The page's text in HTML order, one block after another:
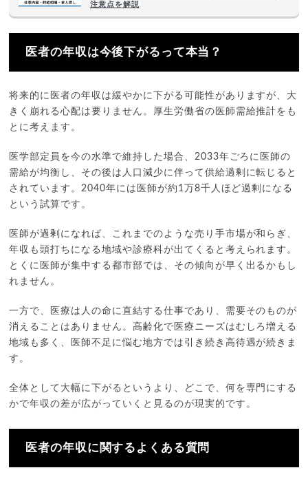
注意点を解説
医者の年収は今後下がるって本当？
将来的に医者の年収は緩やかに下がる可能性がありますが、大
きく崩れる心配は要りません。厚生労働省の医師需給推計をも
とに考えます。
医学部定員を今の水準で維持した場合、2033年ごろに医師の
需給が均衡し、その後は人口減少に伴って供給過剰に転じると
されています。2040年には医師が約1万8千人ほど過剰になる
という試算です。
医師が過剰になれば、これまでのような売り手市場が和らぎ、
年収も頭打ちになる地域や診療科が出てくると考えられます。
とくに医師が集中する都市部では、その傾向が早く出るかもし
れません。
一方で、医療は人の命に直結する仕事であり、需要そのものが
消えることはありません。高齢化で医療ニーズはむしろ増える
地域も多く、医師不足に悩む地方では引き続き高待遇が続きま
す。
全体として大幅に下がるというより、どこで、何を専門にする
かで年収の差が広がっていくと見るのが現実的です。
医者の年収に関するよくある質問